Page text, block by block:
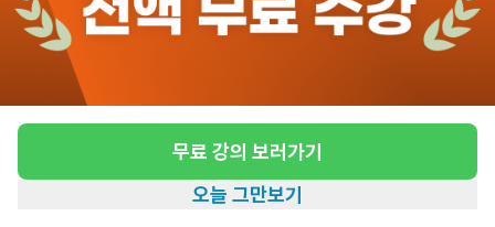
무료 강의 보러가기
오늘 그만보기